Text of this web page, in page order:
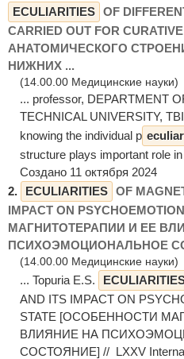
ECULIARITIES OF
CARRIED OUT FOR
АНАТОМИЧЕСКОГО
НИЖНИХ ...
(14.00.00 Медицинские науки)
... professor, DEPARTMENT
TECHNICAL UNIVERSITY,
knowing the individual p
structure plays important role
Создано 11 октября 2024
2.
ECULIARITIES OF
IMPACT ON
МАГНИТОТЕРАПИИ И ЕЕ
ПСИХОЭМОЦИОНАЛЬНОЕ
(14.00.00 Медицинские науки)
... Topuria Е.S.
AND ITS IMPACT ON
STATE [ОСОБЕННОСТИ
ВЛИЯНИЕ НА
СОСТОЯНИЕ] // LXXV